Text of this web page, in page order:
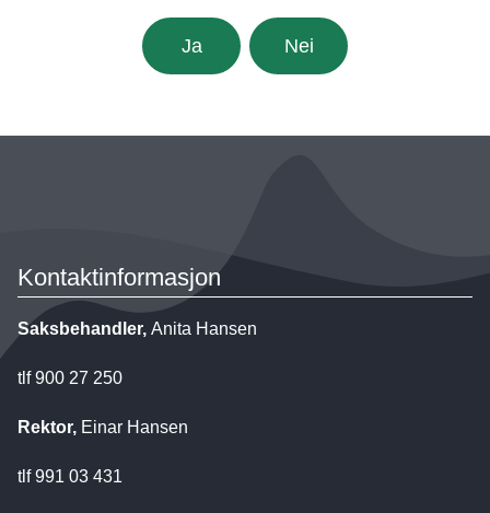
Ja Nei
Kontaktinformasjon
Saksbehandler, Anita Hansen
tlf 900 27 250
Rektor, Einar Hansen
tlf 991 03 431